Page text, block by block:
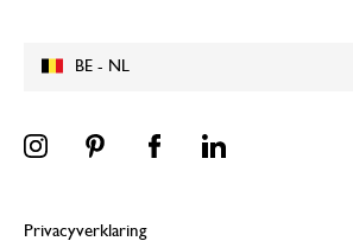
BE - NL
Privacyverklaring